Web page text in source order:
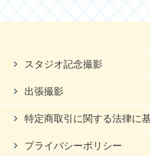
スタジオ記念撮影
出張撮影
特定商取引に関する法律に
プライバシーポリシー